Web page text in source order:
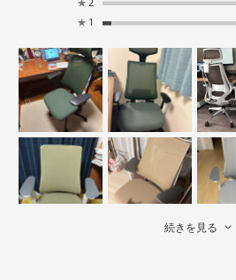
★ 1
続きを見る